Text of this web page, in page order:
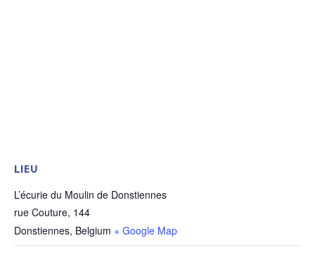
LIEU
L’écurie du Moulin de Donstiennes
rue Couture, 144
Donstiennes, Belgium + Google Map